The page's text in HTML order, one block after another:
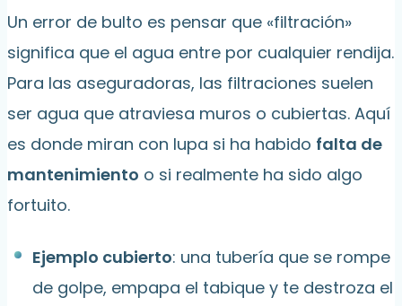
Un error de bulto es pensar que «filtración»
significa que el agua entre por cualquier rendija.
Para las aseguradoras, las filtraciones suelen
ser agua que atraviesa muros o cubiertas. Aquí
es donde miran con lupa si ha habido falta de
mantenimiento o si realmente ha sido algo
fortuito.
Ejemplo cubierto: una tubería que se rompe
de golpe, empapa el tabique y te destroza el